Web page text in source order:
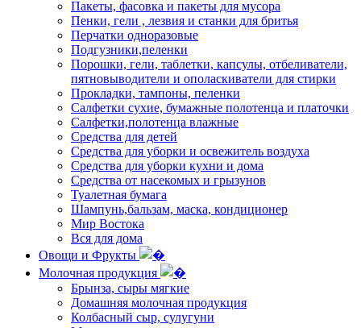
Пакеты, фасовка и пакеты для мусора
Пенки, гели , лезвия и станки для бритья
Перчатки одноразовые
Подгузники,пеленки
Порошки, гели, таблетки, капсулы, отбеливатели,
пятновыводители и ополаскиватели для стирки
Прокладки, тампоны, пеленки
Салфетки сухие, бумажные полотенца и платочки
Салфетки,полотенца влажные
Средства для детей
Средства для уборки и освежитель воздуха
Средства для уборки кухни и дома
Средства от насекомых и грызунов
Туалетная бумага
Шампунь,бальзам, маска, кондиционер
Мир Востока
Вся для дома
Овощи и Фрукты
Молочная продукция
Брынза, сыры мягкие
Домашняя молочная продукция
Колбасный сыр, сулугуни